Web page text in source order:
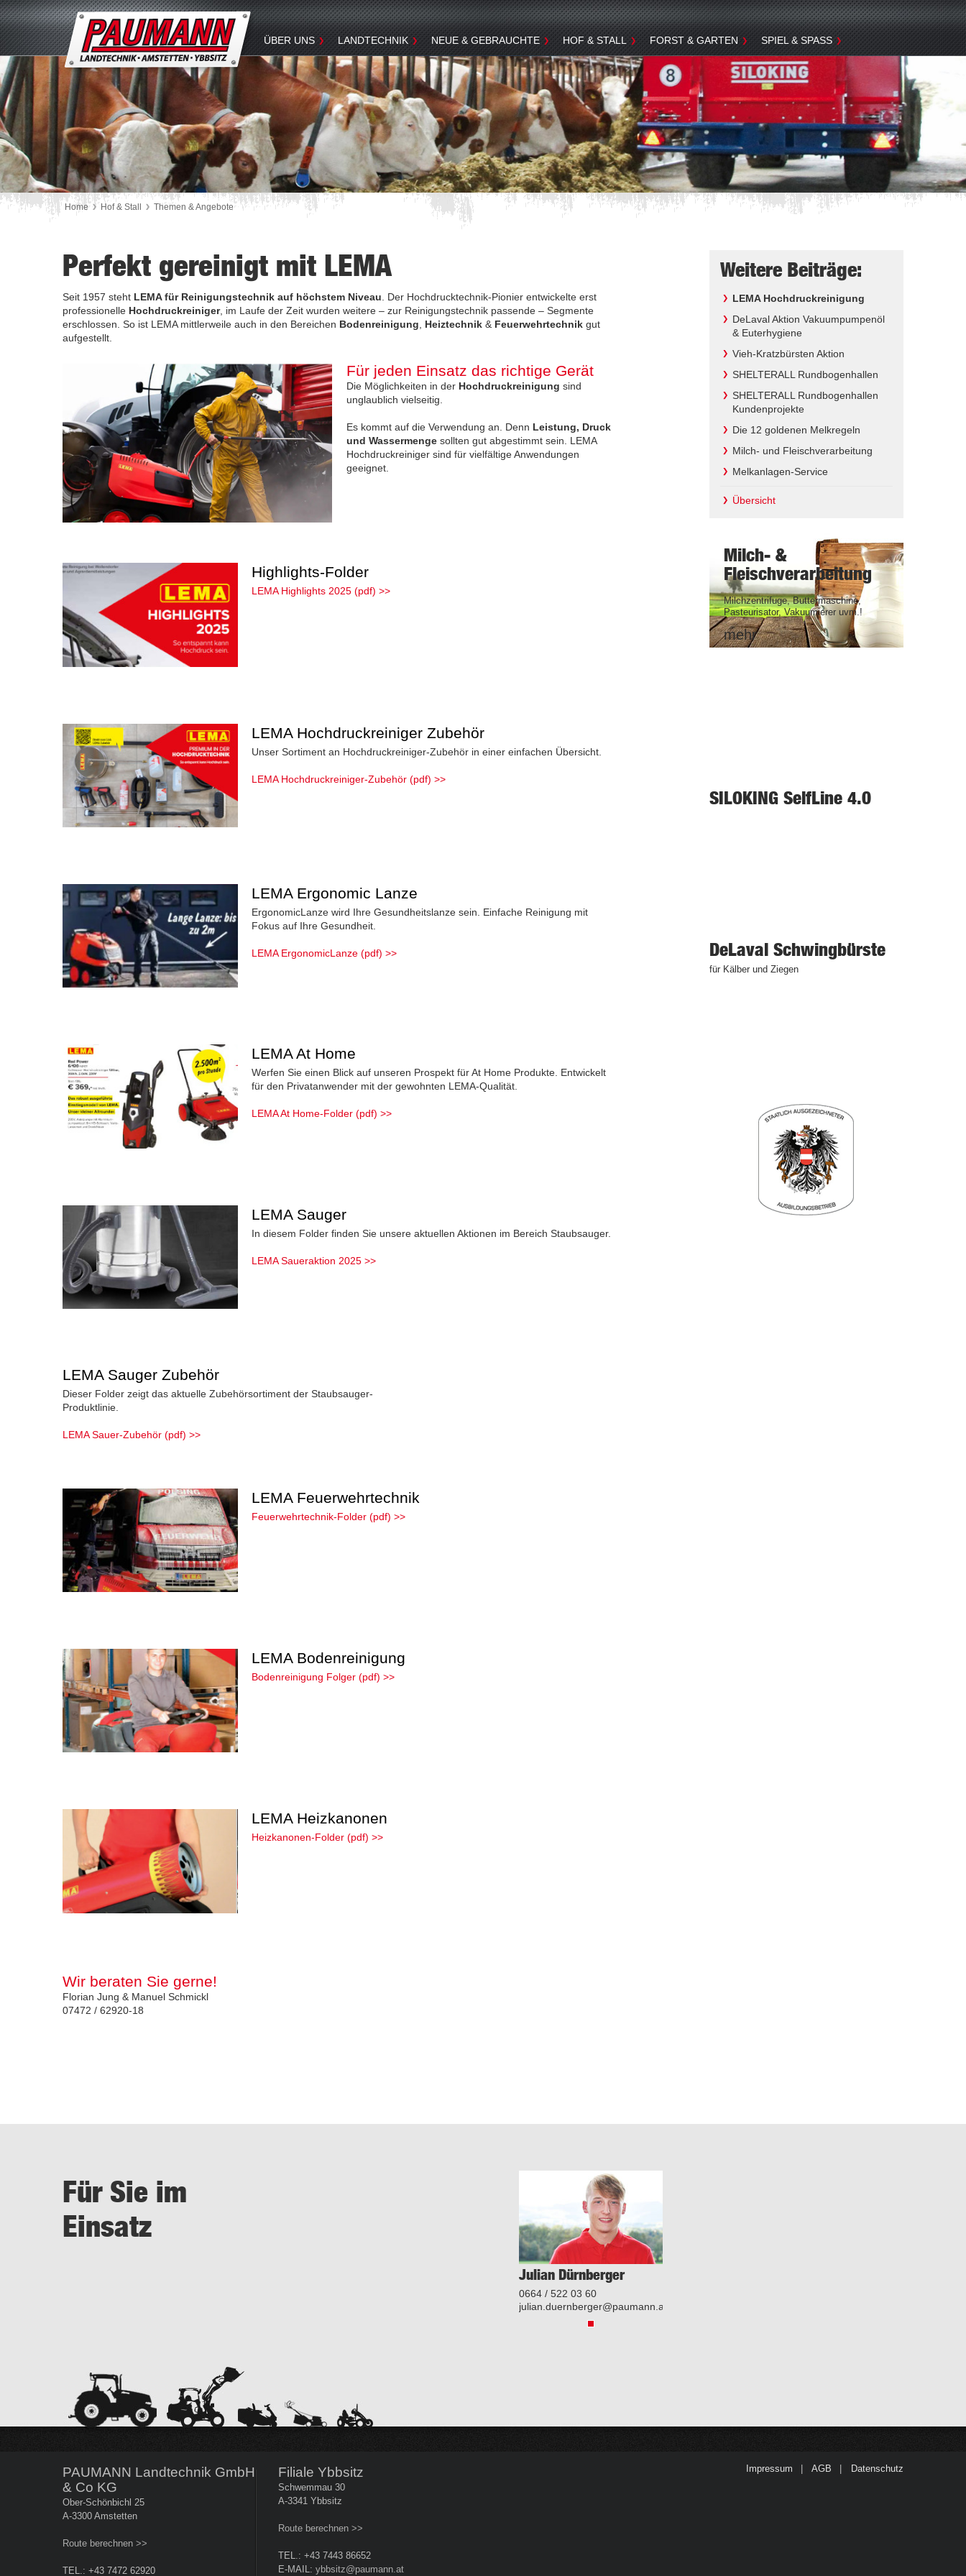
ÜBER UNS LANDTECHNIK NEUE & GEBRAUCHTE HOF & STALL FORST & GARTEN SPIEL & SPASS
Home Hof & Stall Themen & Angebote
Perfekt gereinigt mit LEMA
Seit 1957 steht LEMA für Reinigungstechnik auf höchstem Niveau . Der Hochdrucktechnik-Pionier entwickelte erst
professionelle Hochdruckreiniger, im Laufe der Zeit wurden weitere – zur Reinigungstechnik passende – Segmente
erschlossen. So ist LEMA mittlerweile auch in den Bereichen Bodenreinigung Heiztechnik & Feuerwehrtechnik gut
aufgestellt.
Für jeden Einsatz das richtige Gerät
Die Möglichkeiten in der Hochdruckreinigung sind
unglaublich vielseitig.
Es kommt auf die Verwendung an. Denn Leistung, Druck
und Wassermengesollten gut abgestimmt sein. LEMA
Hochdruckreiniger sind für vielfältige Anwendungen
geeignet.
Highlights-Folder
LEMA Highlights 2025 (pdf) >>
LEMA Hochdruckreiniger Zubehör
Unser Sortiment an Hochdruckreiniger-Zubehör in einer einfachen Übersicht.
LEMA Hochdruckreiniger-Zubehör (pdf) >>
LEMA Ergonomic Lanze
ErgonomicLanze wird Ihre Gesundheitslanze sein. Einfache Reinigung mit
Fokus auf Ihre Gesundheit.
LEMA ErgonomicLanze (pdf) >>
LEMA At Home
Werfen Sie einen Blick auf unseren Prospekt für At Home Produkte. Entwickelt
für den Privatanwender mit der gewohnten LEMA-Qualität.
LEMA At Home-Folder (pdf) >>
LEMA Sauger
In diesem Folder finden Sie unsere aktuellen Aktionen im Bereich Staubsauger.
LEMA Saueraktion 2025 >>
LEMA Sauger Zubehör
Dieser Folder zeigt das aktuelle Zubehörsortiment der Staubsauger-
Produktlinie.
LEMA Sauer-Zubehör (pdf) >>
LEMA Feuerwehrtechnik
Feuerwehrtechnik-Folder (pdf) >>
LEMA Bodenreinigung
Bodenreinigung Folger (pdf) >>
LEMA Heizkanonen
Heizkanonen-Folder (pdf) >>
Wir beraten Sie gerne!
Florian Jung & Manuel Schmickl
07472 / 62920-18
Weitere Beiträge:
LEMA Hochdruckreinigung
DeLaval Aktion Vakuumpumpenöl
& Euterhygiene
Vieh-Kratzbürsten Aktion
SHELTERALL Rundbogenhallen
SHELTERALL Rundbogenhallen
Kundenprojekte
Die 12 goldenen Melkregeln
Milch- und Fleischverarbeitung
Melkanlagen-Service
Übersicht
Milch- &
Fleischverarbeitung
Milchzentrifuge, Buttermaschine,
Pasteurisator, Vakuumierer uvm.!
mehr
SILOKING SelfLine 4.0
DeLaval Schwingbürste
für Kälber und Ziegen
Für Sie im
Einsatz
Julian Dürnberger
0664 / 522 03 60
julian.duernberger@paumann.at
PAUMANN Landtechnik GmbH
& Co KG
Ober-Schönbichl 25
A-3300 Amstetten
Route berechnen >>
TEL.: +43 7472 62920
Filiale Ybbsitz
Schwemmau 30
A-3341 Ybbsitz
Route berechnen >>
TEL.: +43 7443 86652
E-MAIL: ybbsitz@paumann.at
Impressum AGB Datenschutz